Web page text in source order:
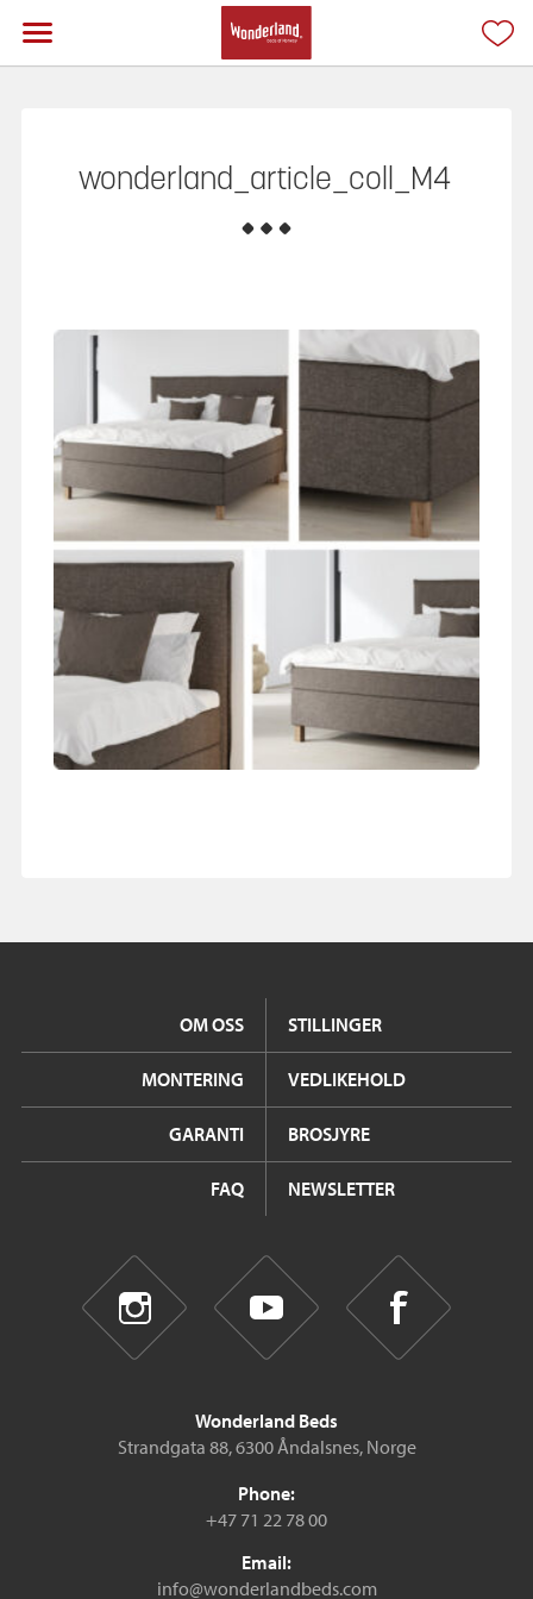
wonderland_article_coll_M4
OM OSS STILLINGER
MONTERING VEDLIKEHOLD
GARANTI BROSJYRE
FAQ NEWSLETTER
Wonderland Beds
Strandgata 88, 6300 Åndalsnes, Norge
Phone:
+47 71 22 78 00
Email:
info@wonderlandbeds.com